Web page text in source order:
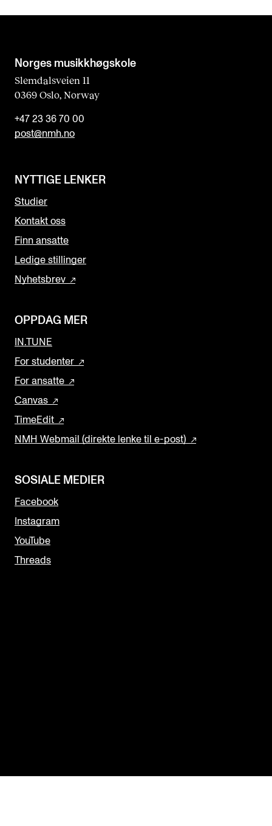
Norges musikk­høgskole
Slemdalsveien 11
0369 Oslo, Norway
+47 23 36 70 00
post@nmh.no
NYTTIGE LENKER
Studier
Kontakt oss
Finn ansatte
Ledige stillinger
Nyhetsbrev
OPPDAG MER
IN.TUNE
For studenter
For ansatte
Canvas
TimeEdit
NMH Webmail (direkte lenke til e-post)
SOSIALE MEDIER
Facebook
Instagram
YouTube
Threads